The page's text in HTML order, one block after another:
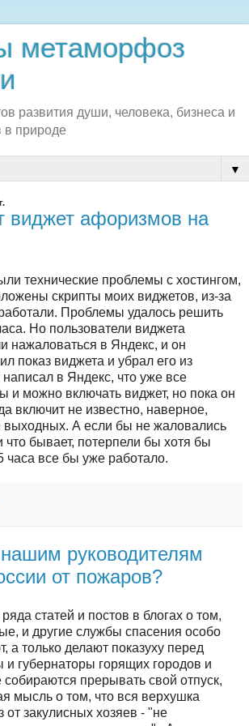
метаморфоз
развития души, человека, бизнеса и
в природе
▼
виджет афоризмов на
технические проблемы с хостингом,
скрипты моих виджетов, из-за
Проблемы удалось решить
Но пользователи виджета
нажаловаться в Яндекс, и он
показ виджета и убрал его из
написал в Яндекс, что уже все
и можно включать виджет, но пока он
включит не известно, наверное,
выходных. А если бы не жаловались
что бывает, потерпели бы хотя бы
часа все бы уже работало.
руководителям
от пожаров?
статей и постов в блогах о том,
и другие службы спасения особо
а только делают показуху перед
губернаторы горящих городов и
прерывать свой отпуск,
мысль о том, что вся верхушка
от закулисных хозяев - "не